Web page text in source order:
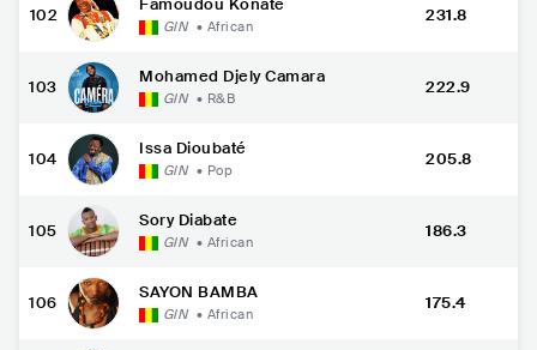
102
Famoudou Konate
GIN • African
231.8
103
Mohamed Djely Camara
GIN • R&B
222.9
104
Issa Dioubaté
GIN • Pop
205.8
105
Sory Diabate
GIN • African
186.3
106
SAYON BAMBA
GIN • African
175.4